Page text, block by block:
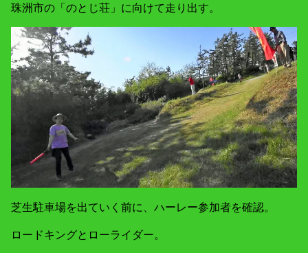
珠洲市の「のとじ荘」に向けて走り出す。
芝生駐車場を出ていく前に、ハーレー参加者を確認。
ロードキングとローライダー。